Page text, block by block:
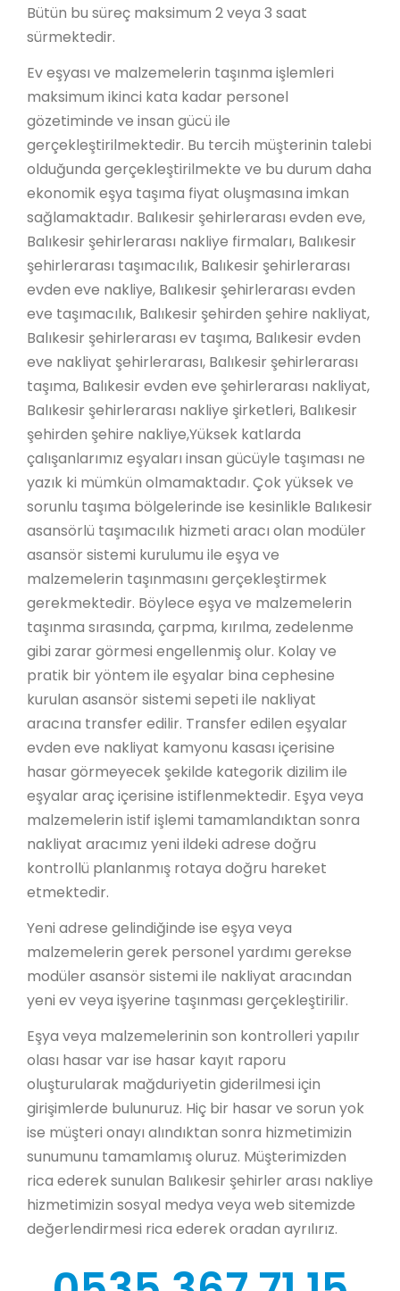
Bütün bu süreç maksimum 2 veya 3 saat
sürmektedir.
Ev eşyası ve malzemelerin taşınma işlemleri
maksimum ikinci kata kadar personel
gözetiminde ve insan gücü ile
gerçekleştirilmektedir. Bu tercih müşterinin talebi
olduğunda gerçekleştirilmekte ve bu durum daha
ekonomik eşya taşıma fiyat oluşmasına imkan
sağlamaktadır. Balıkesir şehirlerarası evden eve,
Balıkesir şehirlerarası nakliye firmaları, Balıkesir
şehirlerarası taşımacılık, Balıkesir şehirlerarası
evden eve nakliye, Balıkesir şehirlerarası evden
eve taşımacılık, Balıkesir şehirden şehire nakliyat,
Balıkesir şehirlerarası ev taşıma, Balıkesir evden
eve nakliyat şehirlerarası, Balıkesir şehirlerarası
taşıma, Balıkesir evden eve şehirlerarası nakliyat,
Balıkesir şehirlerarası nakliye şirketleri, Balıkesir
şehirden şehire nakliye,Yüksek katlarda
çalışanlarımız eşyaları insan gücüyle taşıması ne
yazık ki mümkün olmamaktadır. Çok yüksek ve
sorunlu taşıma bölgelerinde ise kesinlikle Balıkesir
asansörlü taşımacılık hizmeti aracı olan modüler
asansör sistemi kurulumu ile eşya ve
malzemelerin taşınmasını gerçekleştirmek
gerekmektedir. Böylece eşya ve malzemelerin
taşınma sırasında, çarpma, kırılma, zedelenme
gibi zarar görmesi engellenmiş olur. Kolay ve
pratik bir yöntem ile eşyalar bina cephesine
kurulan asansör sistemi sepeti ile nakliyat
aracına transfer edilir. Transfer edilen eşyalar
evden eve nakliyat kamyonu kasası içerisine
hasar görmeyecek şekilde kategorik dizilim ile
eşyalar araç içerisine istiflenmektedir. Eşya veya
malzemelerin istif işlemi tamamlandıktan sonra
nakliyat aracımız yeni ildeki adrese doğru
kontrollü planlanmış rotaya doğru hareket
etmektedir.
Yeni adrese gelindiğinde ise eşya veya
malzemelerin gerek personel yardımı gerekse
modüler asansör sistemi ile nakliyat aracından
yeni ev veya işyerine taşınması gerçekleştirilir.
Eşya veya malzemelerinin son kontrolleri yapılır
olası hasar var ise hasar kayıt raporu
oluşturularak mağduriyetin giderilmesi için
girişimlerde bulunuruz. Hiç bir hasar ve sorun yok
ise müşteri onayı alındıktan sonra hizmetimizin
sunumunu tamamlamış oluruz. Müşterimizden
rica ederek sunulan Balıkesir şehirler arası nakliye
hizmetimizin sosyal medya veya web sitemizde
değerlendirmesi rica ederek oradan ayrılırız.